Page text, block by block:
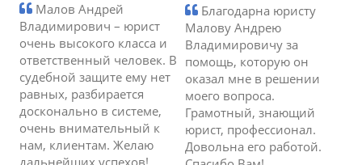
Малов Андрей
Владимирович – юрист
очень высокого класса и
ответственный человек. В
судебной защите ему нет
равных, разбирается
досконально в системе,
очень внимательный к
нам, клиентам. Желаю
Благодарна юристу
Малову Андрею
Владимировичу за
помощь, которую он
оказал мне в решении
моего вопроса.
Грамотный, знающий
юрист, профессионал.
Довольна его работой.